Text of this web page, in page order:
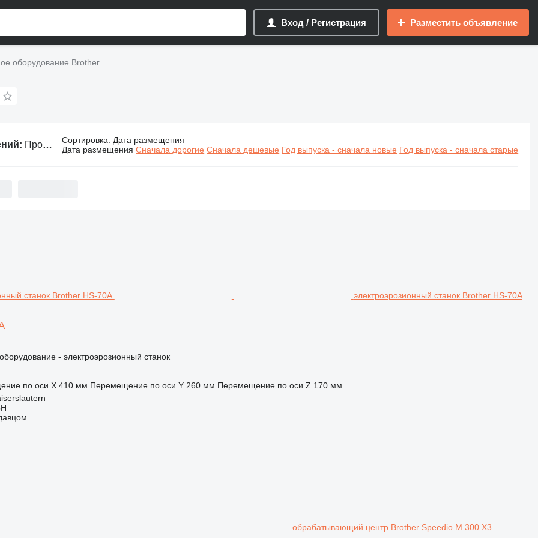
Вход / Регистрация Разместить объявление
оборудование Brother
Промышленное оборудование Brother Сортировка: Дата размещения
Дата размещения Сначала дорогие Сначала дешевые Год выпуска - сначала новые Год выпуска - сначала старые
электроэрозионный станок Brother HS-70A
- электроэрозионный станок
по оси X 410 мм Перемещение по оси Y 260 мм Перемещение по оси Z 170 мм
обрабатывающий центр Brother Speedio M 300 X3